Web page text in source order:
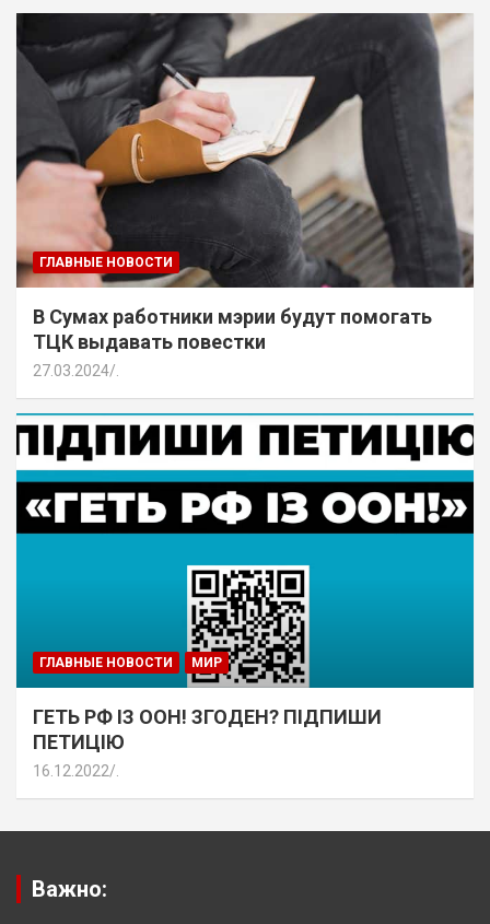
ГЛАВНЫЕ НОВОСТИ
В Сумах работники мэрии будут помогать
ТЦК выдавать повестки
27.03.2024
ГЛАВНЫЕ НОВОСТИ МИР
ГЕТЬ РФ ІЗ ООН! ЗГОДЕН? ПІДПИШИ
ПЕТИЦІЮ
16.12.2022
Важно: